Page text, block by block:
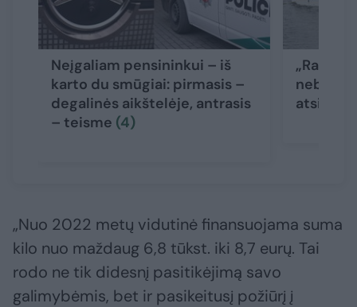
Neįgaliam pensininkui – iš
karto du smūgiai: pirmasis –
degalinės aikštelėje, antrasis
– teisme (4)
atsitiko
„Nuo 2022 metų vidutinė finansuojama suma
kilo nuo maždaug 6,8 tūkst. iki 8,7 eurų. Tai
rodo ne tik didesnį pasitikėjimą savo
galimybėmis, bet ir pasikeitusį požiūrį į